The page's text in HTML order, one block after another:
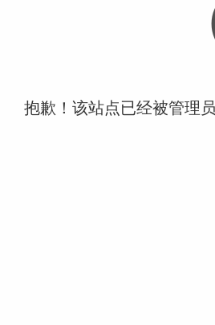
抱歉！该站点已经被管理